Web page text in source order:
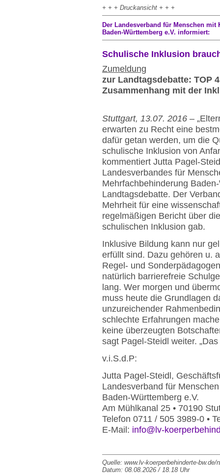
+ + + Druckansicht + + +
Der Landesverband für Menschen
Baden-Württemberg e.V. informiert:
Schulische Inklusion
Zumeldung
zur Landtagsdebatte: TOP
Zusammenhang mit der
Stuttgart, 13.07. 2016 –
erwarten zu Recht eine
dafür getan werden, um die
schulische Inklusion von
kommentiert Jutta Pagel-
Landesverbandes für
Mehrfachbehinderung
Landtagsdebatte. Der
Mehrheit für eine
regelmäßigen Bericht über
schulischen Inklusion gab.
Inklusive Bildung kann nur
erfüllt sind. Dazu gehören u.
Regel- und
natürlich barrierefreie
lang. Wer morgen und
muss heute die Grundlagen
unzureichender
schlechte Erfahrungen
keine überzeugten
sagt Pagel-Steidl weiter.
v.i.S.d.P:
Jutta Pagel-Steidl,
Landesverband für
Baden-Württemberg e.V.
Am Mühlkanal 25 • 70190
Telefon 0711 / 505 3989-0 •
E-Mail: info@lv-
Quelle: www.lv-koerperbehinderte-bw.de/
Datum: 08.08.2026 / 18.18 Uhr